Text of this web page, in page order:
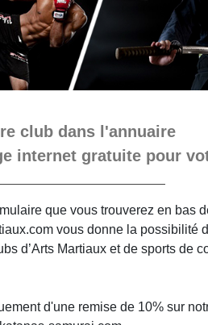
club dans l'annuaire
internet gratuite pour
que vous trouverez en bas
vous donne la possibilité
d’Arts Martiaux et de sports de
d'une remise de 10% sur